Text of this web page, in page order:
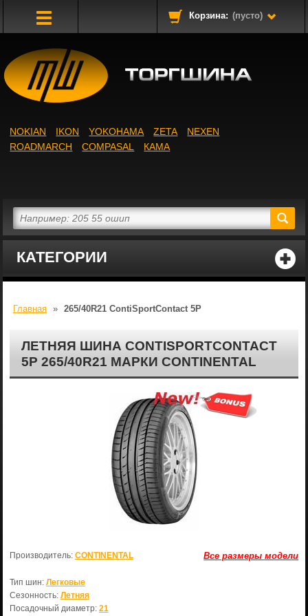
Корзина: (пусто)
КАТЕГОРИИ
NOKIAN IKON YOKOHAMA ZETA
NEXEN
ROADMARCH
COMPASAL КАМА
Главная » 265/40R21 ContiSportContact 5P
ЛЕТНЯЯ ШИНА CONTISPORTCONTACT
5P 265/40R21 МАРКИ CONTINENTAL
Все размеры модели
Производитель: CONTINENTAL
Тип шин: Легковые
Сезонность: Летняя
Посадочный диаметр: 21